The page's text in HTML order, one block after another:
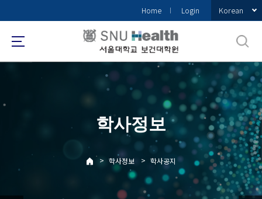
로
메
Home Login Korean
학사정보
> 학사정보 > 학사공지